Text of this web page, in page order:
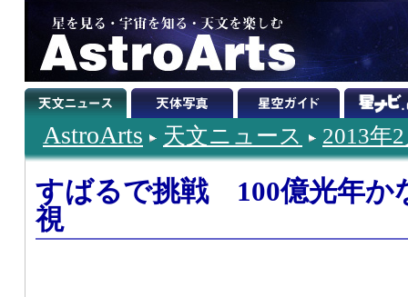
AstroArts 天文ニュース 2013年
すばるで挑戦 100億光年か
視